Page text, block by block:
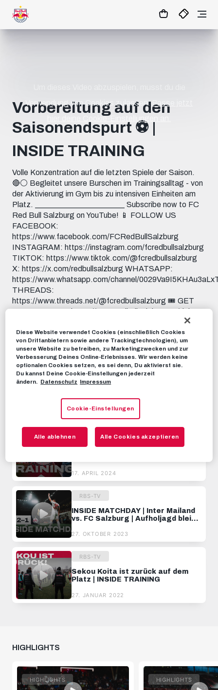
01:12 MATCHCENTER
Verwendung von Cookies zulassen. Passe jetzt
hier deine Cookie-Einstellungen an.
Vorbereitung auf den
Saisonendspurt ⚽️ |
INSIDE TRAINING
Volle Konzentration auf die letzten Spiele der Saison.
🔴⚪️ Begleitet unsere Burschen im Trainingsalltag - von
der Aktivierung im Gym bis zu intensiven Einheiten am
Platz. _______________________ Subscribe now to FC
Red Bull Salzburg on YouTube! 📱 FOLLOW US
FACEBOOK:
https://www.facebook.com/FCRedBullSalzburg
INSTAGRAM: https://instagram.com/fcredbullsalzburg
TIKTOK: https://www.tiktok.com/@fcredbullsalzburg
X: https://x.com/redbullsalzburg WHATSAPP:
https://www.whatsapp.com/channel/
THREADS:
https://www.threads.net/@fcredbullsalzburg 🎟️ GET
YOUR TICKET: https://www.redbullsalzburg.at/tickets
🎒 FANSHOP: https://www.redbullshop.com/de-int/rb-
salzburg/
RBS-TV 08. MAI 2026
Dieses Video teilen:
Tweet
EMPFOHLENE VIDEOS
RBS-TV
Cinels erste Trainingseinheit ⚽︎ |
17. APRIL 2024
RBS-TV
INSIDE MATCHDAY | Inter Mailand
vs. FC Salzburg | Aufholjagd bleibt
27. OKTOBER 2023
RBS-TV
Sekou Koita ist zurück auf dem
Platz | INSIDE TRAINING
27. JANUAR 2022
HIGHLIGHTS
HIGHLIGHTS HIGHLIGHTS
Diese Website verwendet Cookies (einschließlich Cookies
von Drittanbietern sowie andere Trackingtechnologien), um
unsere Website zu betreiben, zu Marketingzwecken und zur
Verbesserung Deines Online-Erlebnisses. Wir werden keine
optionalen Cookies setzen, es sei denn, Du aktivierst sie.
Du kannst Deine Cookie-Einstellungen jederzeit
ändern.
Datenschutz Impressum
Cookie-Einstellungen
Alle ablehnen Alle Cookies akzeptieren